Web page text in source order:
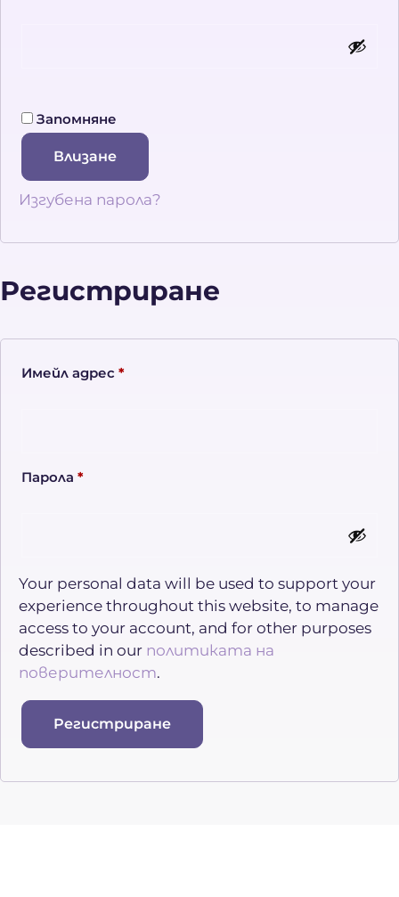
Запомняне
Влизане
Изгубена парола?
Регистриране
Имейл адрес *
Парола *
Your personal data will be used to support your
experience throughout this website, to manage
access to your account, and for other purposes
described in our политиката на
поверителност.
Регистриране